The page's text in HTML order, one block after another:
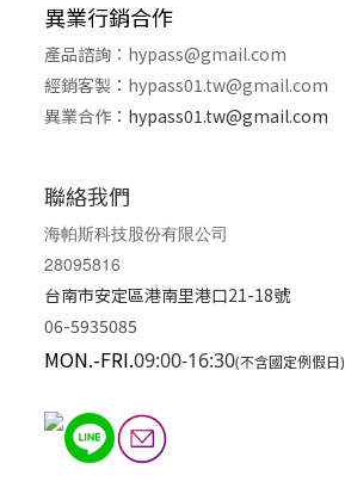
異業行銷合作
產品諮詢： hypass@gmail.com
經銷客製 ： hypass01.tw@gmail.com
異業合作 ： hypass01.tw@gmail.com
聯絡我們
海帕斯科技股份有限公司
28095816
台南市安定區港南里港口21-18號
06-5935085
MON.-FRI.09:00-16:30(不含國定例假日)